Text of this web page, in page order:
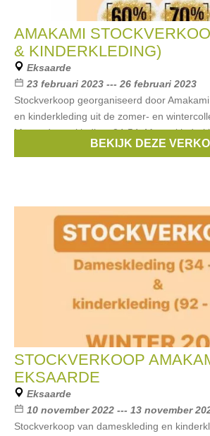
AMAKAMI
& KINDERKLEDING)
Eksaarde
23 februari 2023 --- 26 februari 2023
Stockverkoop georganiseerd door
en kinderkleding uit de zomer- en
Maten dameskleding: 34-54. Maten
BEKIJK DEZE
STOCKVERKOOP
EKSAARDE
Eksaarde
10 november 2022 --- 13 november
Stockverkoop van dameskleding en